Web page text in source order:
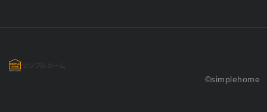
©simplehome